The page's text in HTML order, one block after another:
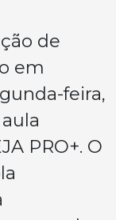
de
em
feira,
PRO+. O